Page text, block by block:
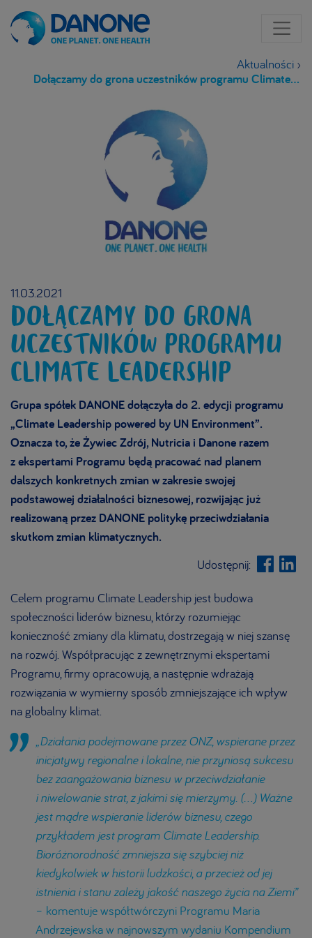
Aktualności ›
Dołączamy do grona uczestników programu Climate Leadership
11.03.2021
DOŁĄCZAMY DO GRONA
UCZESTNIKÓW PROGRAMU
CLIMATE LEADERSHIP
Grupa spółek DANONE dołączyła do 2. edycji ​​programu
„Climate Leadership powered by UN Environment”.
Oznacza to, że Żywiec Zdrój, Nutricia i Danone razem
z ekspertami Programu będą pracować nad planem
dalszych konkretnych zmian w zakresie swojej
podstawowej działalności biznesowej, rozwijając już
realizowaną przez DANONE politykę przeciwdziałania
skutkom zmian klimatycznych.
Udostępnij:
Celem programu Climate Leadership jest budowa
społeczności liderów biznesu, którzy rozumiejąc
konieczność zmiany dla klimatu, dostrzegają w niej szansę
na rozwój. Współpracując z zewnętrznymi ekspertami
Programu, firmy opracowują, a następnie wdrażają
rozwiązania w wymierny sposób zmniejszające ich wpływ
na globalny klimat.
„Działania podejmowane przez ONZ, wspierane przez
inicjatywy regionalne i lokalne, nie przyniosą sukcesu
bez zaangażowania biznesu w przeciwdziałanie
i niwelowanie strat, z jakimi się mierzymy. (...) Ważne
jest mądre wspieranie liderów biznesu, czego
przykładem jest program Climate Leadership.
Bioróżnorodność zmniejsza się szybciej niż
kiedykolwiek w historii ludzkości, a przecież od jej
istnieniai stanu zależy jakość naszego życia na Ziemi”
– komentuje współtwórczyni Programu Maria
Andrzejewska w najnowszym wydaniu Kompendium